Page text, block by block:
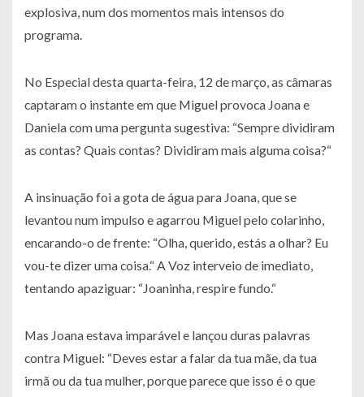
explosiva, num dos momentos mais intensos do
programa.
No Especialdesta quarta-feira, 12 de março, as câmaras
captaram o instante em que Miguel provoca Joana e
Daniela com uma pergunta sugestiva: “Sempre dividiram
as contas? Quais contas? Dividiram mais alguma coisa?“
A insinuação foi a gota de água para Joana, que se
levantou num impulso e agarrou Miguel pelo colarinho,
encarando-o de frente: “Olha, querido, estás a olhar? Eu
vou-te dizer uma coisa.“A Voz interveio de imediato,
tentando apaziguar: “Joaninha, respire fundo.“
Mas Joana estava imparável e lançou duras palavras
contra Miguel: “Deves estar a falar da tua mãe, da tua
irmã ou da tua mulher, porque parece que isso é o que